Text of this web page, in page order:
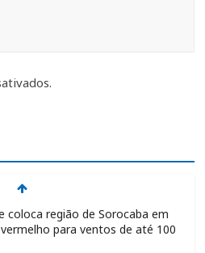
coloca região de Sorocaba em
para ventos de até 100